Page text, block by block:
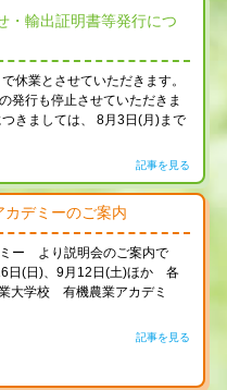
・輸出証明書等発行につ
休業とさせていただきます。
発行も停止させていただきま
きましては、 8月3日(月)まで
記事を見る
デミーのご案内
ー より説明会のご案内で
日(日)、9月12日(土)ほか 各
大学校 有機農業アカデミ
記事を見る